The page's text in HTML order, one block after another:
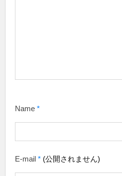
Name *
E-mail * (公開されません)